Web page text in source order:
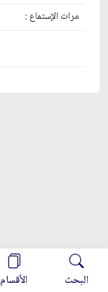
مرات الإستماع :
البحث الأقسام